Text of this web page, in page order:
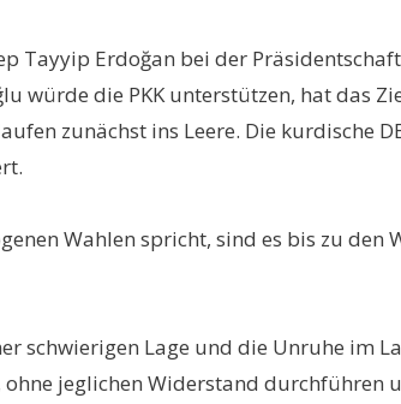
Tayyip Erdoğan bei der
würde die PKK unterstützen, hat das
zunächst ins Leere. Die kurdische
Wahlen spricht, sind es bis zu den
Lage und die Unruhe im
jeglichen Widerstand